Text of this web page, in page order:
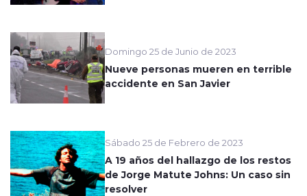
Domingo 25 de Junio de 2023
Nueve personas mueren en terrible
accidente en San Javier
Sábado 25 de Febrero de 2023
A 19 años del hallazgo de los restos
de Jorge Matute Johns: Un caso sin
resolver